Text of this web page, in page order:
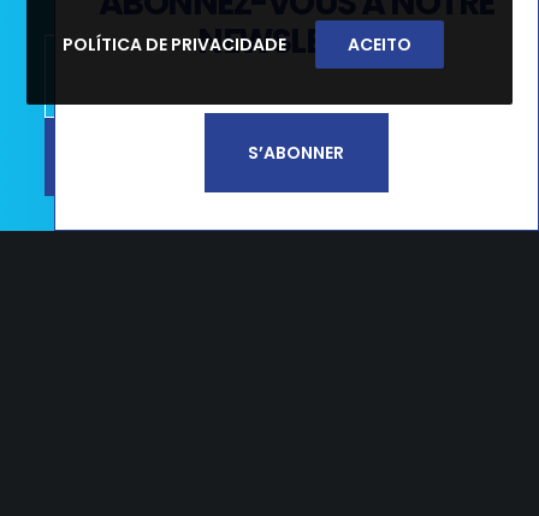
Li e aceito aPolítica de Privacidade e
POLÍTICA DE PRIVACIDADE ACEITO
SUBSCREVA A NOSSA
NEWSLETTER
SUBSCREVER
NEWSLETTER
S’ABONNER